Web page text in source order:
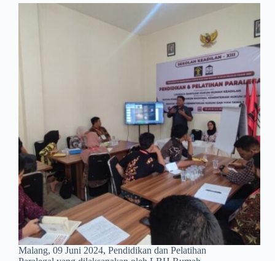
Malang, 09 Juni 2024, Pendidikan dan Pelatihan